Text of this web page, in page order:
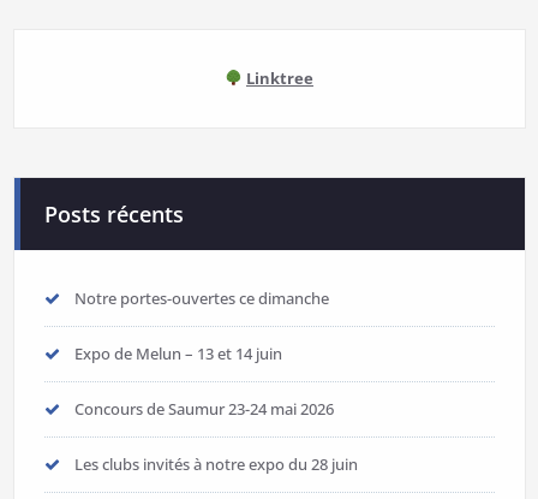
Linktree
Posts récents
Notre portes-ouvertes ce dimanche
Expo de Melun – 13 et 14 juin
Concours de Saumur 23-24 mai 2026
Les clubs invités à notre expo du 28 juin